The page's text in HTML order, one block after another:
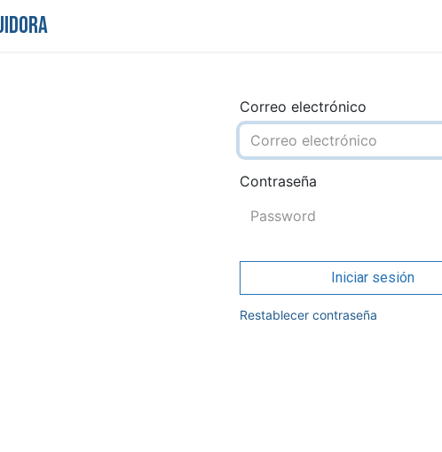
Correo electrónico
Contraseña
Iniciar sesión
Restablecer contraseña